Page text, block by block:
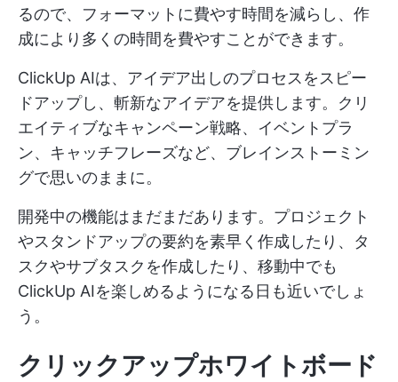
るので、フォーマットに費やす時間を減らし、作
成により多くの時間を費やすことができます。
ClickUp AIは、アイデア出しのプロセスをスピー
ドアップし、斬新なアイデアを提供します。クリ
エイティブなキャンペーン戦略、イベントプラ
ン、キャッチフレーズなど、ブレインストーミン
グで思いのままに。
開発中の機能はまだまだあります。プロジェクト
やスタンドアップの要約を素早く作成したり、タ
スクやサブタスクを作成したり、移動中でも
ClickUp AIを楽しめるようになる日も近いでしょ
う。
クリックアップホワイトボード